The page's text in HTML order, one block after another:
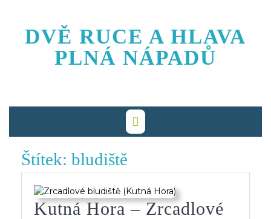
content
DVĚ RUCE A HLAVA
PLNÁ NÁPADŮ
Štítek: bludiště
Kutná Hora – Zrcadlové